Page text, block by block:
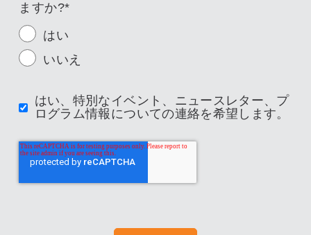
ますか?*
はい
いいえ
はい、特別なイベント、ニュースレター、プ
ログラム情報についての連絡を希望します。